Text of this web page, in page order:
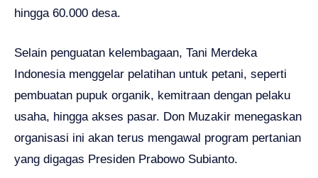
hingga 60.000 desa.
Selain penguatan kelembagaan, Tani Merdeka
Indonesia menggelar pelatihan untuk petani, seperti
pembuatan pupuk organik, kemitraan dengan pelaku
usaha, hingga akses pasar. Don Muzakir menegaskan
organisasi ini akan terus mengawal program pertanian
yang digagas Presiden Prabowo Subianto.